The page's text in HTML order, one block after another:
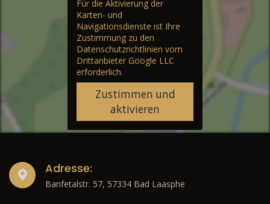
Für die Aktivierung der
Karten- und
Navigationsdienste ist Ihre
Zustimmung zu den
Datenschutzrichtlinien vom
Drittanbieter Google LLC
erforderlich.
Zustimmen und
aktivieren
Adresse:
Banfetalstr. 57, 57334 Bad Laasphe